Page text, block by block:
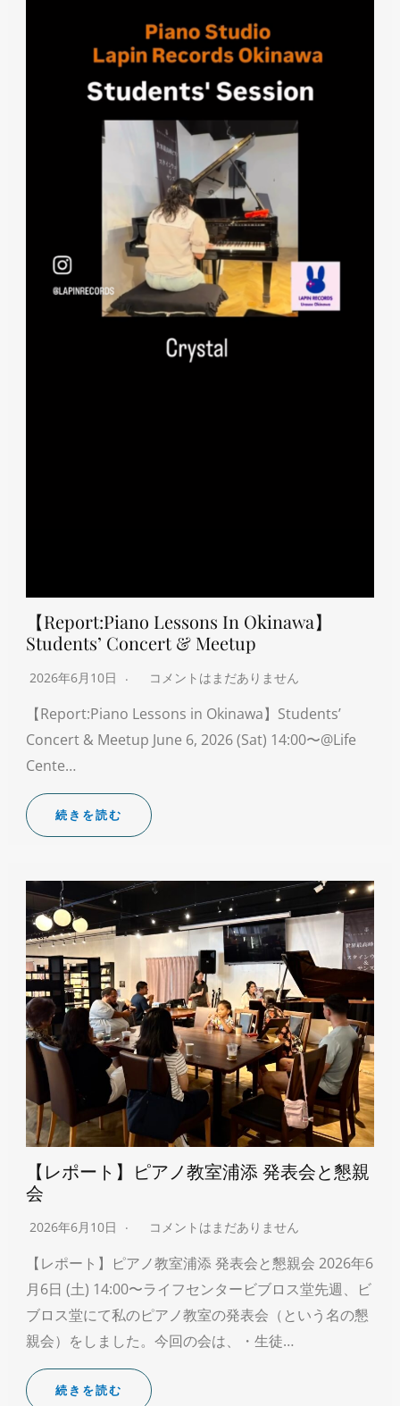
【Report:Piano Lessons In Okinawa】
Students’ Concert & Meetup
2026年6月10日 コメントはまだありません
【Report:Piano Lessons in Okinawa】Students’
Concert & Meetup June 6, 2026 (Sat) 14:00〜@Life
Cente…
続きを読む
【レポート】ピアノ教室浦添 発表会と懇親
会
2026年6月10日 コメントはまだありません
【レポート】ピアノ教室浦添 発表会と懇親会 2026年6
月6日 (土) 14:00〜ライフセンタービブロス堂先週、ビ
ブロス堂にて私のピアノ教室の発表会（という名の懇
親会）をしました。今回の会は、・生徒…
続きを読む